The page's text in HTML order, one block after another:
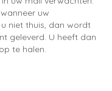
uw
niet thuis, dan wordt
geleverd. U heeft dan
te halen.